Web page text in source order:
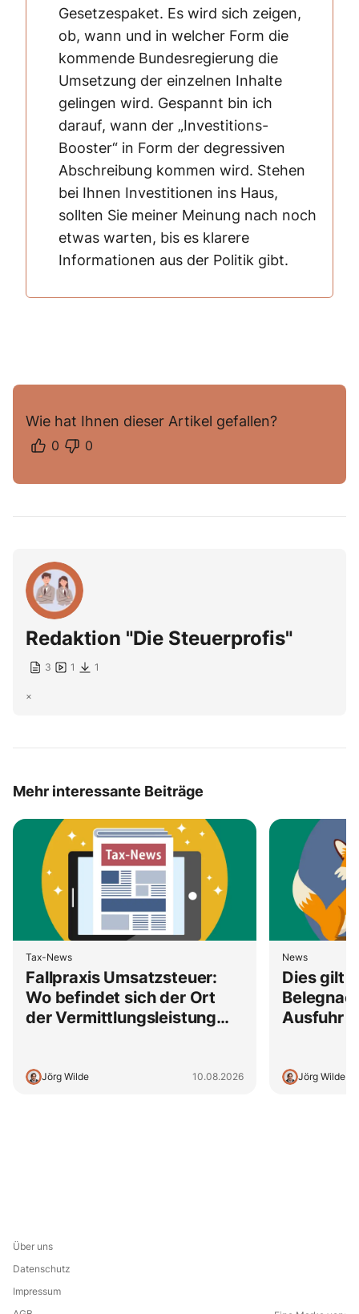
Gesetzespaket. Es wird sich zeigen,
ob, wann und in welcher Form die
kommende Bundesregierung die
Umsetzung der einzelnen Inhalte
gelingen wird. Gespannt bin ich
darauf, wann der „Investitions-
Booster“ in Form der degressiven
Abschreibung kommen wird. Stehen
bei Ihnen Investitionen ins Haus,
sollten Sie meiner Meinung nach noch
etwas warten, bis es klarere
Informationen aus der Politik gibt.
Wie hat Ihnen dieser Artikel gefallen?
0 0
Redaktion "Die Steuerprofis"
3 1 1
×
Mehr interessante Beiträge
Tax-News
Fallpraxis Umsatzsteuer:
Wo befindet sich der Ort
der Vermittlungsleistung
Jörg Wilde 10.08.2026
News
Dies gilt
Ausfuhr
Jörg Wilde
Über uns
Datenschutz
Impressum